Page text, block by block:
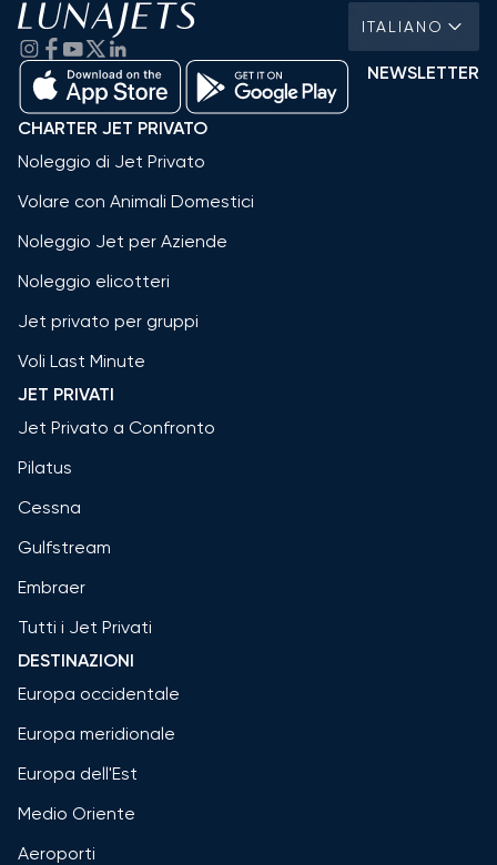
ITALIANO
NEWSLETTER
CHARTER JET PRIVATO
Noleggio di Jet Privato
Volare con Animali Domestici
Noleggio Jet per Aziende
Noleggio elicotteri
Jet privato per gruppi
Voli Last Minute
JET PRIVATI
Jet Privato a Confronto
Pilatus
Cessna
Gulfstream
Embraer
Tutti i Jet Privati
DESTINAZIONI
Europa occidentale
Europa meridionale
Europa dell'Est
Medio Oriente
Aeroporti